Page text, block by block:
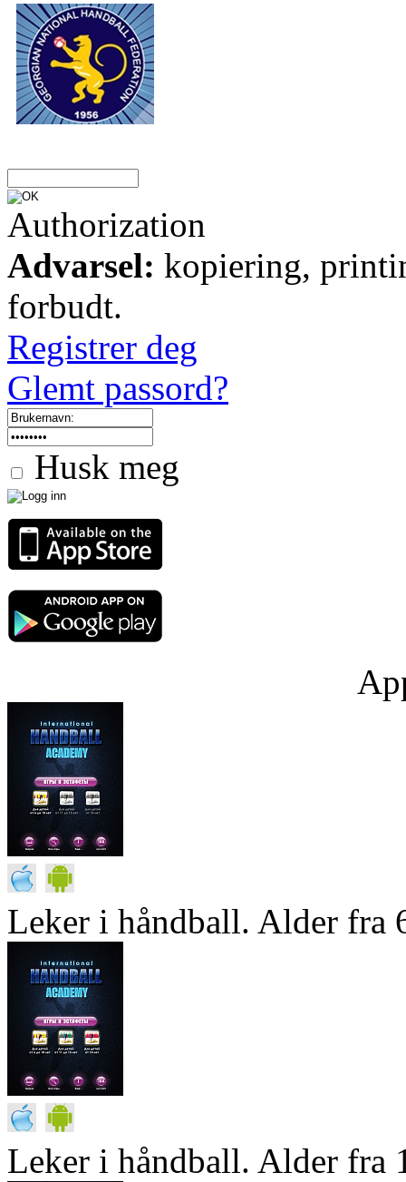
Authorization
Advarsel: kopiering,
forbudt.
Registrer deg
Glemt passord?
Husk meg
Leker i håndball. Alder fra
Leker i håndball. Alder fra